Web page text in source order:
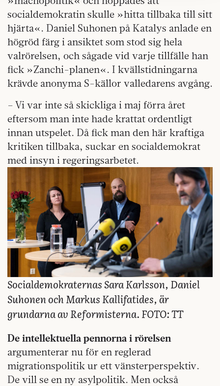
kan du göra dethär.
socialdemokratin skulle »hitta tillbaka till sitt
hjärta«. Daniel Suhonen på Katalys anlade en
högröd färg i ansiktet som stod sig hela
valrörelsen, och sågade vid varje tillfälle han
fick »Zanchi-planen«. I kvällstidningarna
krävde anonyma S-källor valledarens avgång.
– Vi var inte så skickliga i maj förra året
eftersom man inte hade krattat ordentligt
innan utspelet. Då fick man den här kraftiga
kritiken tillbaka, suckar en socialdemokrat
med insyn i regeringsarbetet.
Socialdemokraternas Sara Karlsson, Daniel
Suhonen och Markus Kallifatides, är
grundarna av Reformisterna. FOTO: TT
De intellektuella pennorna i rörelsen
argumenterar nu för en reglerad
migrationspolitik ur ett vänsterperspektiv.
De vill se en ny asylpolitik. Men också